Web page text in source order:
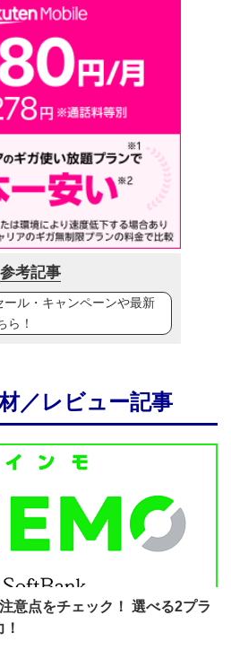
参考記事
ール・キャンペーンや最新
ら！
／レビュー記事
意点をチェック！ 選べる2プラ